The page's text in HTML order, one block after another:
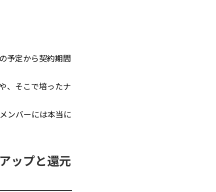
予定から契約期間
、そこで培ったナ
ンバーには本当に
ップと還元